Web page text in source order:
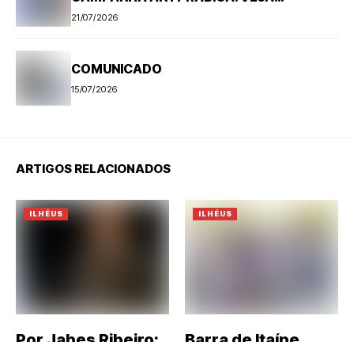
PROGRAMAÇÃO
21/07/2026
COMUNICADO
15/07/2026
ARTIGOS RELACIONADOS
ILHÉUS ILHÉUS